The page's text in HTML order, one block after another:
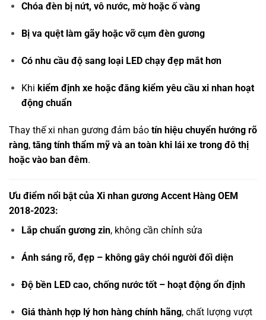
Chóa đèn bị nứt, vô nước, mờ hoặc ố vàng
Bị va quệt làm gãy hoặc vỡ cụm đèn gương
Có nhu cầu độ sang loại LED chạy đẹp mắt hơn
Khi kiểm định xe hoặc đăng kiểm yêu cầu xi nhan hoạt
động chuẩn
Thay thế xi nhan gương đảm bảo tín hiệu chuyển hướng rõ
ràng, tăng tính thẩm mỹ và an toàn khi lái xe trong đô thị
hoặc vào ban đêm.
Ưu điểm nổi bật của Xi nhan gương Accent Hàng OEM
2018-2023:
Lắp chuẩn gương zin, không cần chỉnh sửa
Ánh sáng rõ, đẹp – không gây chói người đối diện
Độ bền LED cao, chống nước tốt – hoạt động ổn định
Giá thành hợp lý hơn hàng chính hãng, chất lượng vượt